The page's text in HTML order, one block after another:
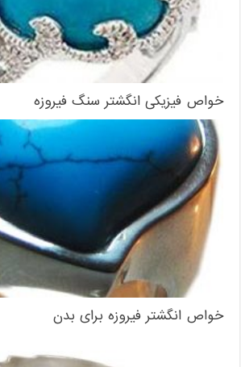
خواص فیزیکی انگشتر سنگ فیروزه
خواص انگشتر فیروزه برای بدن